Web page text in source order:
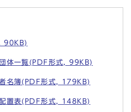
90KB)
団体一覧(PDF形式, 99KB)
者名簿(PDF形式, 179KB)
配置表(PDF形式, 148KB)